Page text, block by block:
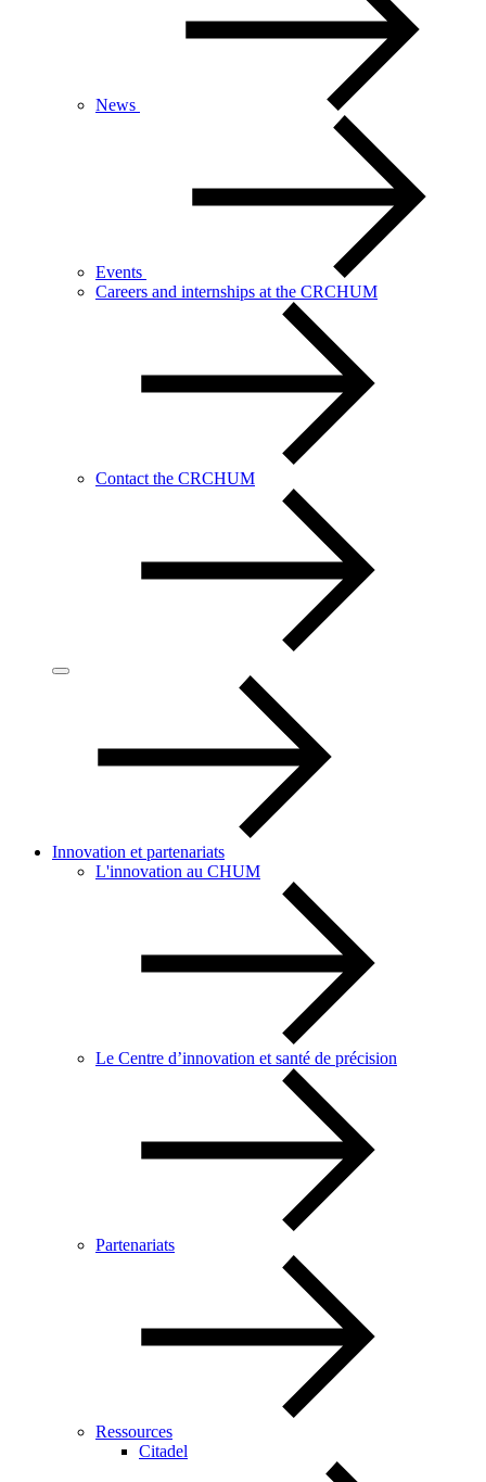
News
Events
Careers and internships at the CRCHUM
Contact the CRCHUM
Innovation et partenariats
L'innovation au CHUM
Le Centre d’innovation et santé de précision
Partenariats
Ressources
Citadel